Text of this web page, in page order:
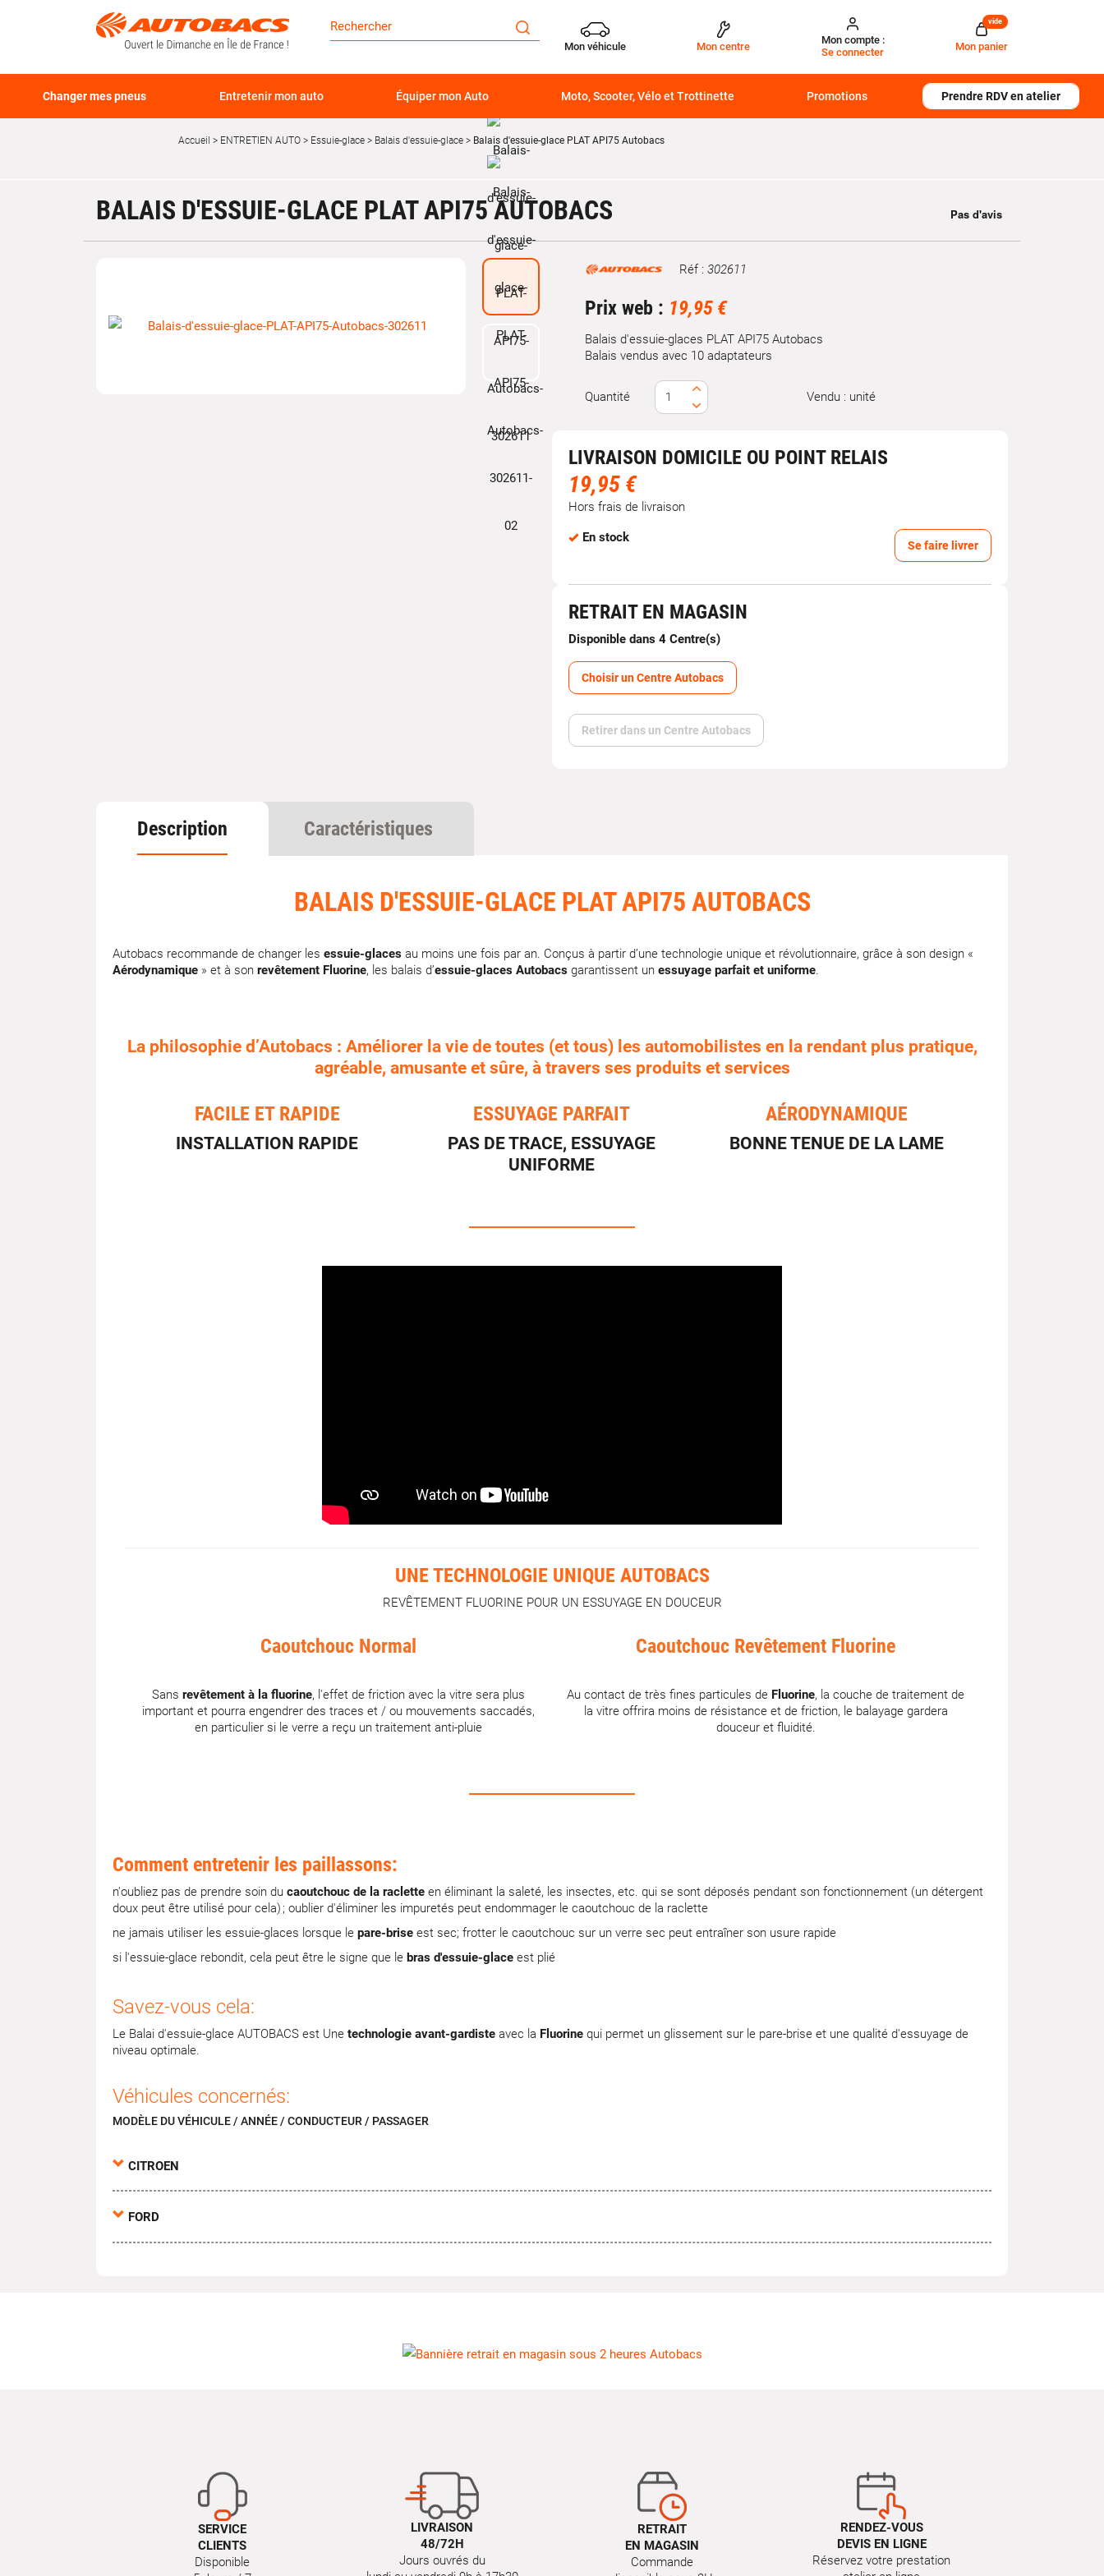
Mon véhicule Mon centre
Mon compte :
Se connecter
Mon panier
vide
Changer mes pneus Entretenir mon auto Équiper mon Auto Moto, Scooter, Vélo et Trottinette Promotions Prendre RDV en atelier
Accueil ENTRETIEN AUTO Essuie-glace Balais d'essuie-glace Balais d'essuie-glace PLAT API75 Autobacs
BALAIS D'ESSUIE-GLACE PLAT API75 AUTOBACS
Marque Réf : 302611
Prix web : 19,95 €
Balais d'essuie-glaces PLAT API75 Autobacs
Balais vendus avec 10 adaptateurs
Quantité Vendu : unité
LIVRAISON DOMICILE OU POINT RELAIS
19,95 €
Hors frais de livraison
En stock
Se faire livrer
RETRAIT EN MAGASIN
Disponible dans 4 Centre(s)
Choisir un Centre Autobacs
Retirer dans un Centre Autobacs
Description Caractéristiques
BALAIS D'ESSUIE-GLACE PLAT API75 AUTOBACS
Autobacs recommande de changer les essuie-glaces au moins une fois par an. Conçus à partir d’une technologie unique et révolutionnaire, grâce à son design «
Aérodynamique » et à son revêtement Fluorine, les balais d’essuie-glaces Autobacs garantissent un essuyage parfait et uniforme.
La philosophie d’Autobacs : Améliorer la vie de toutes (et tous) les automobilistes en la rendant plus pratique,
agréable, amusante et sûre, à travers ses produits et services
FACILE ET RAPIDE
INSTALLATION RAPIDE
ESSUYAGE PARFAIT
PAS DE TRACE, ESSUYAGE
UNIFORME
AÉRODYNAMIQUE
BONNE TENUE DE LA LAME
UNE TECHNOLOGIE UNIQUE AUTOBACS
REVÊTEMENT FLUORINE POUR UN ESSUYAGE EN DOUCEUR
Caoutchouc Normal
Sans revêtement à la fluorine, l'effet de friction avec la vitre sera plus
important et pourra engendrer des traces et / ou mouvements saccadés,
en particulier si le verre a reçu un traitement anti-pluie
Caoutchouc Revêtement Fluorine
Au contact de très fines particules de Fluorine, la couche de traitement de
la vitre offrira moins de résistance et de friction, le balayage gardera
douceur et fluidité.
Comment entretenir les paillassons:
n'oubliez pas de prendre soin du caoutchouc de la raclette en éliminant la saleté, les insectes, etc. qui se sont déposés pendant son fonctionnement (un détergent
doux peut être utilisé pour cela) ; oublier d'éliminer les impuretés peut endommager le caoutchouc de la raclette
ne jamais utiliser les essuie-glaces lorsque le pare-brise est sec; frotter le caoutchouc sur un verre sec peut entraîner son usure rapide
si l'essuie-glace rebondit, cela peut être le signe que le bras d'essuie-glace est plié
Savez-vous cela:
Le Balai d'essuie-glace AUTOBACS est Une technologie avant-gardiste avec la Fluorine qui permet un glissement sur le pare-brise et une qualité d'essuyage de
niveau optimale.
Véhicules concernés:
MODÈLE DU VÉHICULE / ANNÉE / CONDUCTEUR / PASSAGER
CITROEN
FORD
SERVICE
CLIENTS
Disponible
LIVRAISON
48/72H
Jours ouvrés du
RETRAIT
EN MAGASIN
Commande
RENDEZ-VOUS
DEVIS EN LIGNE
Réservez votre prestation